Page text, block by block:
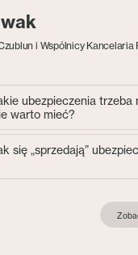
i Wspólnicy Kancelaria
ubezpieczenia trzeba
warto mieć?
się „sprzedają”